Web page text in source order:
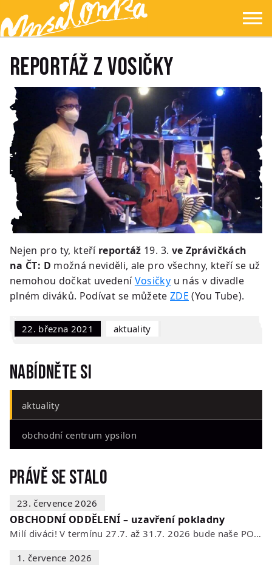
Přejít na hlavní obsah
Přejít na navigaci
Přejít na hledání
Ypsilonka ☰
REPORTÁŽ Z VOSIČKY
Nejen pro ty, kteří reportáž 19. 3. ve Zprávičkách
na ČT: D možná neviděli, ale pro všechny, kteří se už
nemohou dočkat uvedeníVosičky u nás v divadle
plném diváků. Podívat se můžeteZDE (You Tube).
22. března 2021 Aktuality
Nabídněte si
aktuality
obchodní centrum ypsilon
Právě se stalo
23. července 2026
OBCHODNÍ ODDĚLENÍ – uzavření pokladny
Milí diváci! V termínu 27.7. až 31.7. 2026 bude naše POKLADNA z technických…
1. července 2026